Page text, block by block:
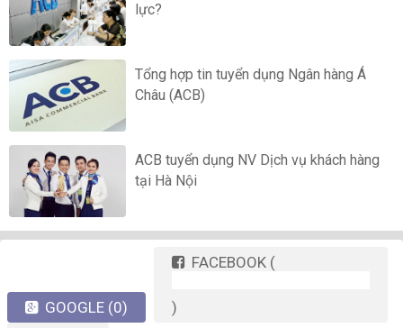
lực?
Tổng hợp tin tuyển dụng Ngân hàng Á
Châu (ACB)
ACB tuyển dụng NV Dịch vụ khách hàng
tại Hà Nội
GOOGLE (0)
FACEBOOK (
)